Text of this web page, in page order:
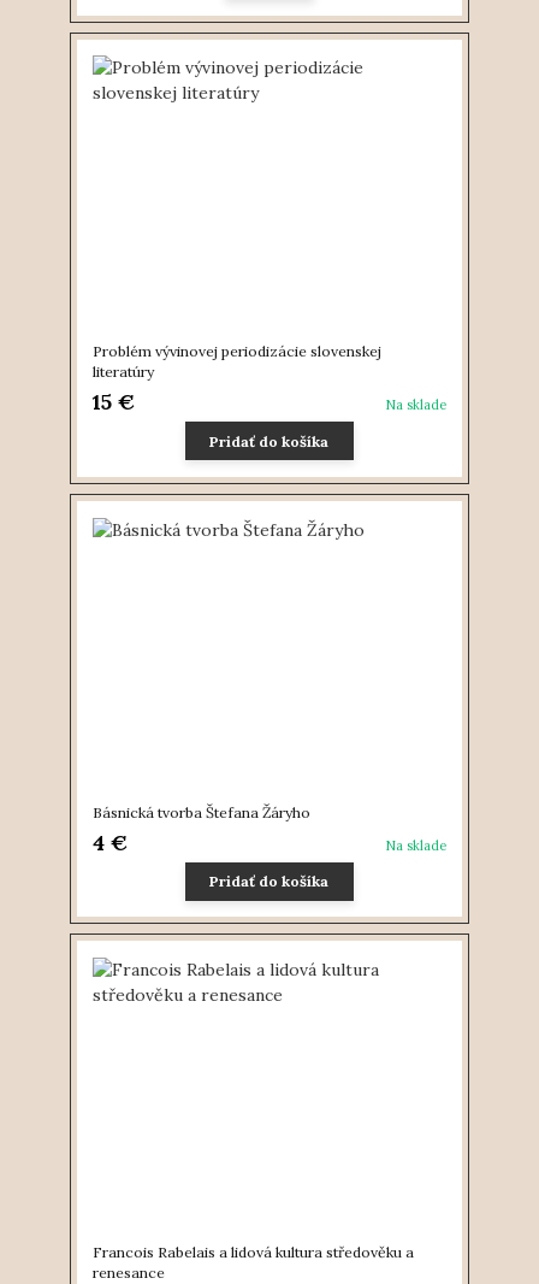
Problém vývinovej periodizácie slovenskej
literatúry
15 € Na sklade
Pridať do košíka
Básnická tvorba Štefana Žáryho
4 € Na sklade
Pridať do košíka
Francois Rabelais a lidová kultura středověku a
renesance